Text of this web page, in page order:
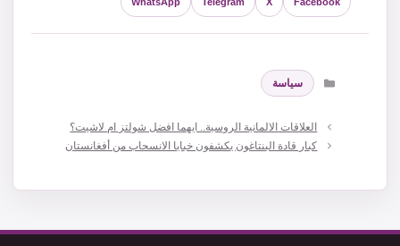
التصنيفات
سياسة
العلاقات الالمانية الروسية.. ايهما افضل شولتز ام لاشيت؟
كبار قادة البنتاغون يكشفون خبايا الانسحاب من أفغانستان